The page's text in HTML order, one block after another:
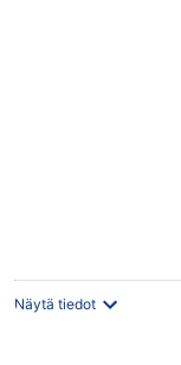
Näytä tiedot